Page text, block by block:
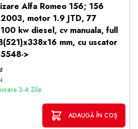
Alfa Romeo 156; 156
motor 1.9 JTD, 77
kw diesel, cv manuala, full
mm, cu uscator
>
3-4 Zile
ADAUGĂ ÎN COȘ